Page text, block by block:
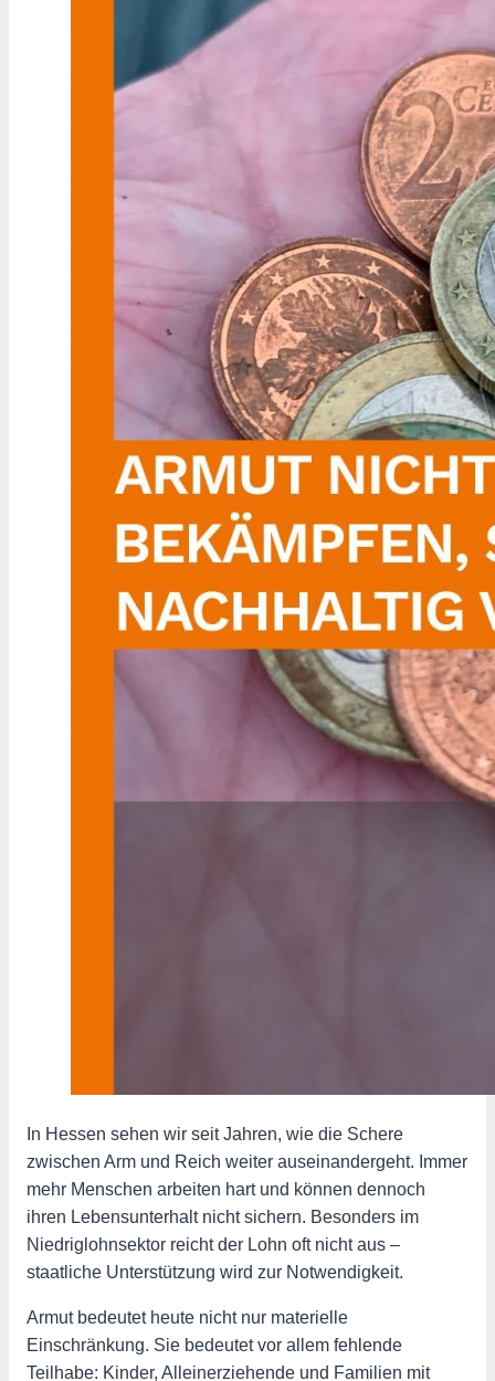
In Hessen sehen wir seit Jahren, wie die Schere
zwischen Arm und Reich weiter auseinandergeht. Immer
mehr Menschen arbeiten hart und können dennoch
ihren Lebensunterhalt nicht sichern. Besonders im
Niedriglohnsektor reicht der Lohn oft nicht aus –
staatliche Unterstützung wird zur Notwendigkeit.
Armut bedeutet heute nicht nur materielle
Einschränkung. Sie bedeutet vor allem fehlende
Teilhabe: Kinder, Alleinerziehende und Familien mit